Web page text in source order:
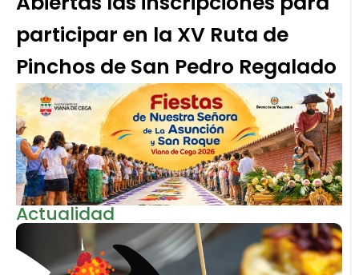
participar en la XV Ruta de
Pinchos de San Pedro Regalado
Actualidad